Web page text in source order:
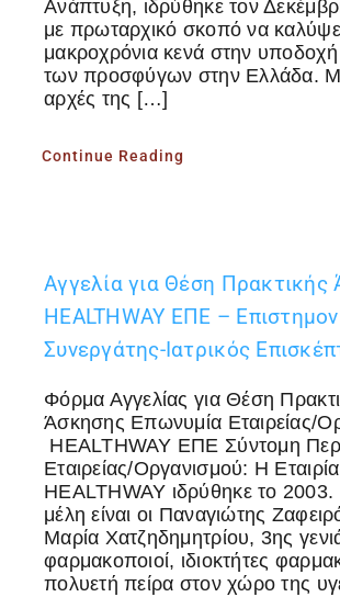
Ανάπτυξη, ιδρύθηκε τον
με πρωταρχικό σκοπό να
μακροχρόνια κενά στην υποδοχή
των προσφύγων στην Ελλάδα.
αρχές της […]
Continue Reading
Αγγελία για Θέση Πρακτικής
HEALTHWAY ΕΠΕ –
Συνεργάτης-Ιατρικός
Φόρμα Αγγελίας για Θέση
Άσκησης Επωνυμία Εταιρείας/
HEALTHWAY ΕΠΕ Σύντομη
Εταιρείας/Οργανισμού: Η Εταιρία
HEALTHWAY ιδρύθηκε το 2003.
μέλη είναι οι Παναγιώτης
Μαρία Χατζηδημητρίου, 3ης
φαρμακοποιοί, ιδιοκτήτες
πολυετή πείρα στον χώρο της